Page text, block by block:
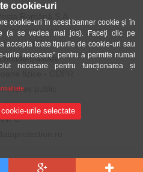
cookie-uri
cookie-uri în acest banner cookie și în
(a se vedea mai jos). Faceți clic pe
accepta toate tipurile de cookie-uri sau
urile necesare” pentru a permite numai
necesare pentru funcționarea și
urile selectate
Română S.A.
și condiții
fizice - GDPR
interes public
de cookies